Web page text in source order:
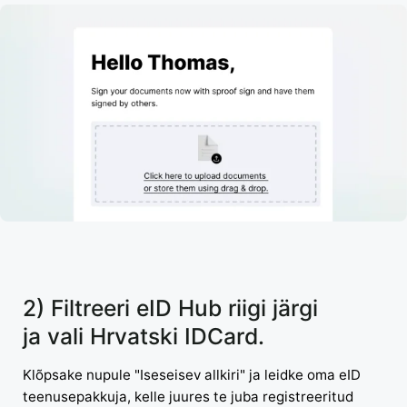
2) Filtreeri eID Hub riigi järgi
ja vali Hrvatski IDCard.
Klõpsake nupule "Iseseisev allkiri" ja leidke oma eID
teenusepakkuja, kelle juures te juba registreeritud